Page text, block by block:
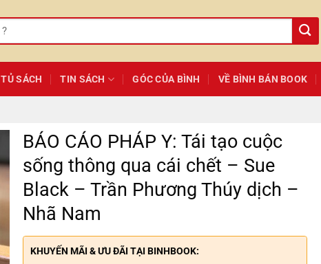
TỦ SÁCH TIN SÁCH GÓC CỦA BÌNH VỀ BÌNH BÁN BOOK
BÁO CÁO PHÁP Y: Tái tạo cuộc
sống thông qua cái chết – Sue
Black – Trần Phương Thúy dịch –
Nhã Nam
KHUYẾN MÃI & ƯU ĐÃI TẠI BINHBOOK: